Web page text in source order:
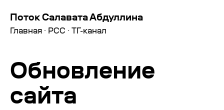
Поток Салавата Абдуллина
Главная · РСС · ТГ-канал
Обновление
сайта